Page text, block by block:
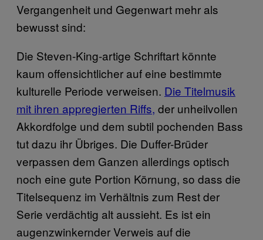
Vergangenheit und Gegenwart mehr als
bewusst sind:
Die Steven-King-artige Schriftart könnte
kaum offensichtlicher auf eine bestimmte
kulturelle Periode verweisen. Die Titelmusik
mit ihren appregierten Riffs, der unheilvollen
Akkordfolge und dem subtil pochenden Bass
tut dazu ihr Übriges. Die Duffer-Brüder
verpassen dem Ganzen allerdings optisch
noch eine gute Portion Körnung, so dass die
Titelsequenz im Verhältnis zum Rest der
Serie verdächtig alt aussieht. Es ist ein
augenzwinkernder Verweis auf die